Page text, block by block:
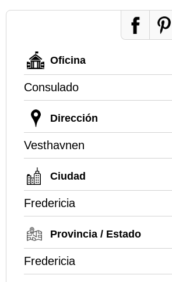
Oficina
Consulado
Dirección
Vesthavnen
Ciudad
Fredericia
Provincia / Estado
Fredericia